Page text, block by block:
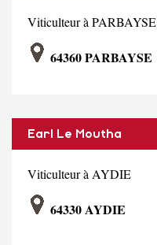
Viticulteur à PARBAYSE
64360 PARBAYSE
Earl Le Moutha
Viticulteur à AYDIE
64330 AYDIE